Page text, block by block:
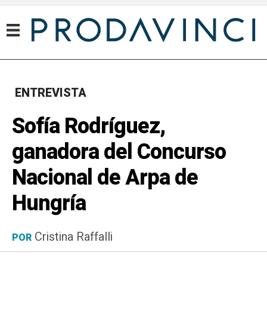
ENTREVISTA
Sofía Rodríguez,
ganadora del Concurso
Nacional de Arpa de
Hungría
POR Cristina Raffalli